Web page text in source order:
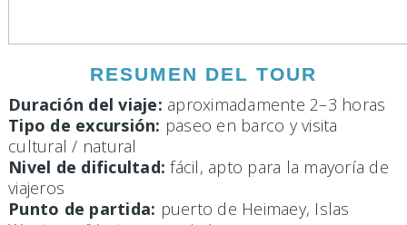
RESUMEN DEL TOUR
Duración del viaje: aproximadamente 2–3 horas
Tipo de excursión: paseo en barco y visita
cultural / natural
Nivel de dificultad: fácil, apto para la mayoría de
viajeros
Punto de partida: puerto de Heimaey, Islas